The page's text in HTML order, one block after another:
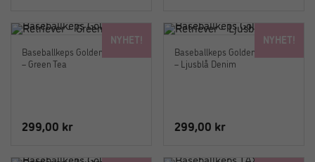
NYHET!
Baseballkeps Golden Retriever
– Green Tea
299,00 kr
NYHET!
Baseballkeps Golden Retriever
– Ljusblå Denim
299,00 kr